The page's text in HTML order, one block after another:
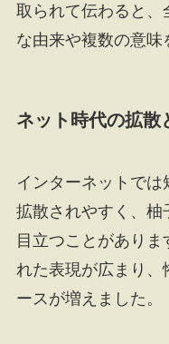
取られて伝わると、
な由来や複数の意味
ネット時代の拡散
インターネットで
拡散されやすく、
目立つことがあり
れた表現が広まり、
ースが増えました。